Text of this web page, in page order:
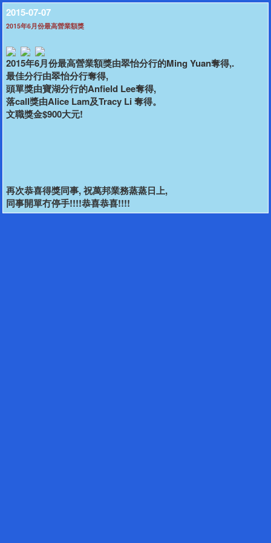
2015-07-07
2015年6月份最高營業額獎
2015年6月份最高營業額獎由翠怡分行的Ming Yuan奪得,.
最佳分行由翠怡分行奪得,
頭單獎由寶湖分行的Anfield Lee奪得,
落call獎由Alice Lam及Tracy Li 奪得。
文職獎金$900大元!
再次恭喜得獎同事, 祝萬邦業務蒸蒸日上,
同事開單冇停手!!!!恭喜恭喜!!!!